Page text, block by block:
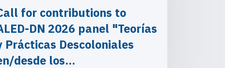
for contributions to
DN 2026 panel "Teorías
Prácticas Descoloniales
desde los…